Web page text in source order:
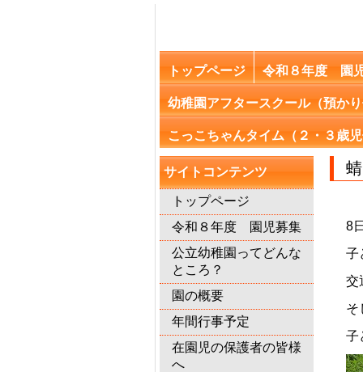
トップページ 令和８年度 園
幼稚園アフタースクール（預か
こっこちゃんタイム（２・３歳
サイトコンテンツ
トップページ
令和８年度 園児募集
公立幼稚園ってどんな
ところ？
園の概要
年間行事予定
在園児の保護者の皆様
へ
8
子
交
そ
子